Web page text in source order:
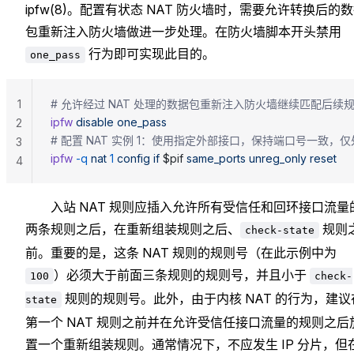
ipfw(8)。配置有状态 NAT 防火墙时，需要允许转换后的
包重新注入防火墙做进一步处理。在防火墙脚本开头禁用
one_pass 行为即可实现此目的。
# 允许经过 NAT 处理的数据包重新注入防火墙继续匹配后续
ipfw disable one_pass
# 配置 NAT 实例 1：使用指定外部接口，保持端口号一致，
ipfw -q nat 1 config if $pif same_ports unreg_only reset
1
2
3
4
入站 NAT 规则应插入允许所有受信任和回环接口流量
两条规则之后，在重新组装规则之后、
check-state
规则
前。重要的是，这条 NAT 规则的规则号（在此示例中为
100 ）必须大于前面三条规则的规则号，并且小于
check-
state
规则的规则号。此外，由于内核 NAT 的行为，建议
第一个 NAT 规则之前并在允许受信任接口流量的规则之后
置一个重新组装规则。通常情况下，不应发生 IP 分片，但